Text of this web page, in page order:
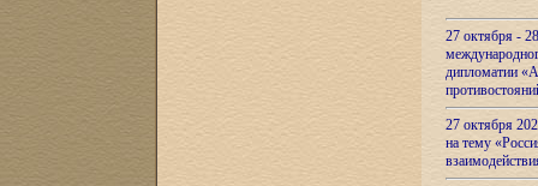
27 октября -
дипломатии
27 октября
на тему